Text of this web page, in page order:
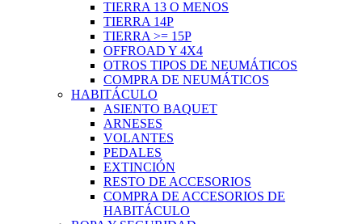
TIERRA 13 O MENOS
TIERRA 14P
TIERRA >= 15P
OFFROAD Y 4X4
OTROS TIPOS DE NEUMÁTICOS
COMPRA DE NEUMÁTICOS
HABITÁCULO
ASIENTO BAQUET
ARNESES
VOLANTES
PEDALES
EXTINCIÓN
RESTO DE ACCESORIOS
COMPRA DE ACCESORIOS DE
HABITÁCULO